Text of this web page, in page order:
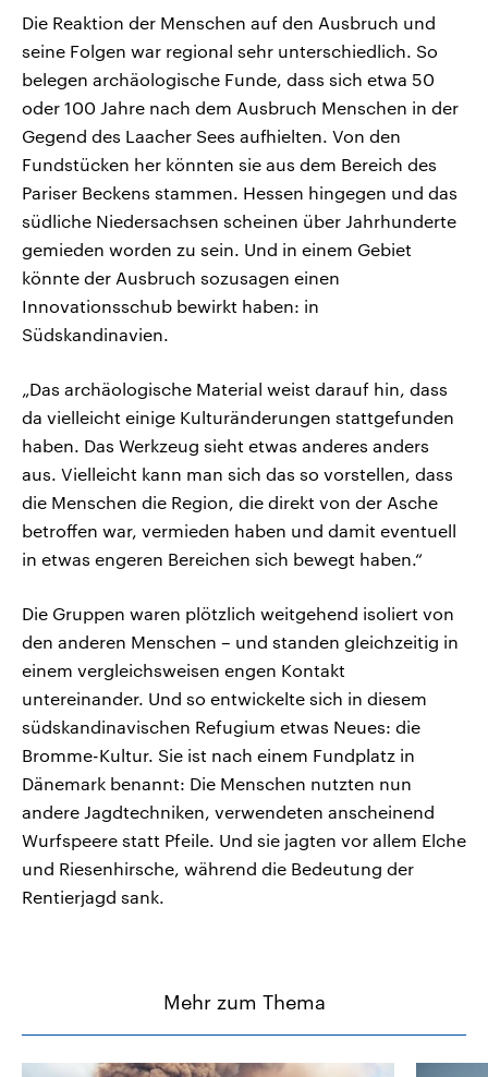
Die Reaktion der Menschen auf den Ausbruch und
seine Folgen war regional sehr unterschiedlich. So
belegen archäologische Funde, dass sich etwa 50
oder 100 Jahre nach dem Ausbruch Menschen in der
Gegend des Laacher Sees aufhielten. Von den
Fundstücken her könnten sie aus dem Bereich des
Pariser Beckens stammen. Hessen hingegen und das
südliche Niedersachsen scheinen über Jahrhunderte
gemieden worden zu sein. Und in einem Gebiet
könnte der Ausbruch sozusagen einen
Innovationsschub bewirkt haben: in
Südskandinavien.
„Das archäologische Material weist darauf hin, dass
da vielleicht einige Kulturänderungen stattgefunden
haben. Das Werkzeug sieht etwas anderes anders
aus. Vielleicht kann man sich das so vorstellen, dass
die Menschen die Region, die direkt von der Asche
betroffen war, vermieden haben und damit eventuell
in etwas engeren Bereichen sich bewegt haben.“
Die Gruppen waren plötzlich weitgehend isoliert von
den anderen Menschen – und standen gleichzeitig in
einem vergleichsweisen engen Kontakt
untereinander. Und so entwickelte sich in diesem
südskandinavischen Refugium etwas Neues: die
Bromme-Kultur. Sie ist nach einem Fundplatz in
Dänemark benannt: Die Menschen nutzten nun
andere Jagdtechniken, verwendeten anscheinend
Wurfspeere statt Pfeile. Und sie jagten vor allem Elche
und Riesenhirsche, während die Bedeutung der
Rentierjagd sank.
Mehr zum Thema